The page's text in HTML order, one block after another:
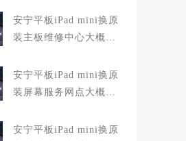
安宁平板iPad mini换原
装主板维修中心大概多
安宁平板iPad mini换原
装屏幕服务网点大概多
安宁平板iPad mini换原